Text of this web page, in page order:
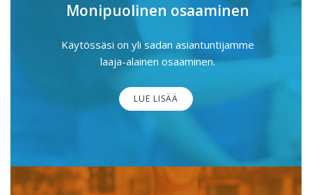
Monipuolinen osaaminen
Käytössäsi on yli sadan asiantuntijamme
laaja-alainen osaaminen.
LUE LISÄÄ